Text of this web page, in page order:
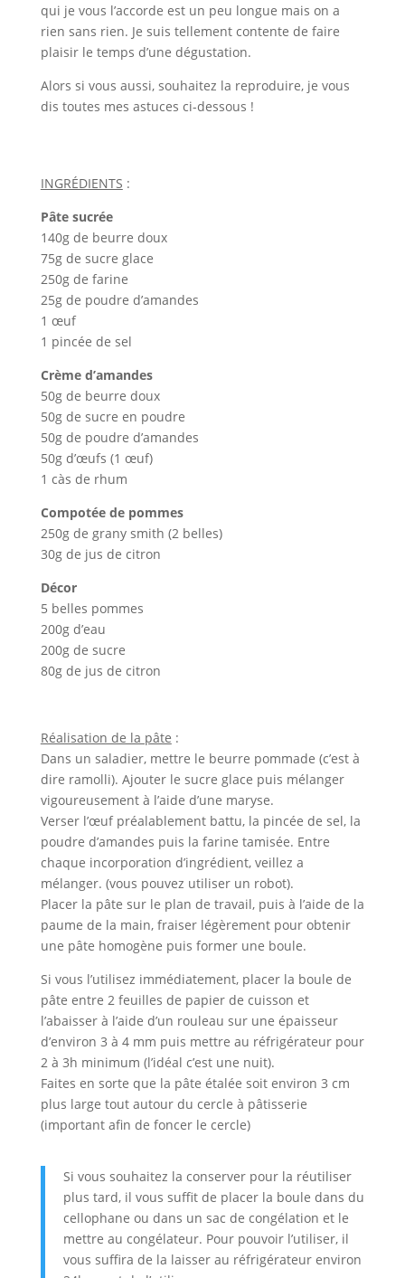
qui je vous l’accorde est un peu longue mais on a
rien sans rien. Je suis tellement contente de faire
plaisir le temps d’une dégustation.
Alors si vous aussi, souhaitez la reproduire, je vous
dis toutes mes astuces ci-dessous !
INGRÉDIENTS :
Pâte sucrée
140g de beurre doux
75g de sucre glace
250g de farine
25g de poudre d’amandes
1 œuf
1 pincée de sel
Crème d’amandes
50g de beurre doux
50g de sucre en poudre
50g de poudre d’amandes
50g d’œufs (1 œuf)
1 càs de rhum
Compotée de pommes
250g de grany smith (2 belles)
30g de jus de citron
Décor
5 belles pommes
200g d’eau
200g de sucre
80g de jus de citron
Réalisation de la pâte :
Dans un saladier, mettre le beurre pommade (c’est à
dire ramolli). Ajouter le sucre glace puis mélanger
vigoureusement à l’aide d’une maryse.
Verser l’œuf préalablement battu, la pincée de sel, la
poudre d’amandes puis la farine tamisée. Entre
chaque incorporation d’ingrédient, veillez a
mélanger. (vous pouvez utiliser un robot).
Placer la pâte sur le plan de travail, puis à l’aide de la
paume de la main, fraiser légèrement pour obtenir
une pâte homogène puis former une boule.
Si vous l’utilisez immédiatement, placer la boule de
pâte entre 2 feuilles de papier de cuisson et
l’abaisser à l’aide d’un rouleau sur une épaisseur
d’environ 3 à 4 mm puis mettre au réfrigérateur pour
2 à 3h minimum (l’idéal c’est une nuit).
Faites en sorte que la pâte étalée soit environ 3 cm
plus large tout autour du cercle à pâtisserie
(important afin de foncer le cercle)
Si vous souhaitez la conserver pour la réutiliser
plus tard, il vous suffit de placer la boule dans du
cellophane ou dans un sac de congélation et le
mettre au congélateur. Pour pouvoir l’utiliser, il
vous suffira de la laisser au réfrigérateur environ